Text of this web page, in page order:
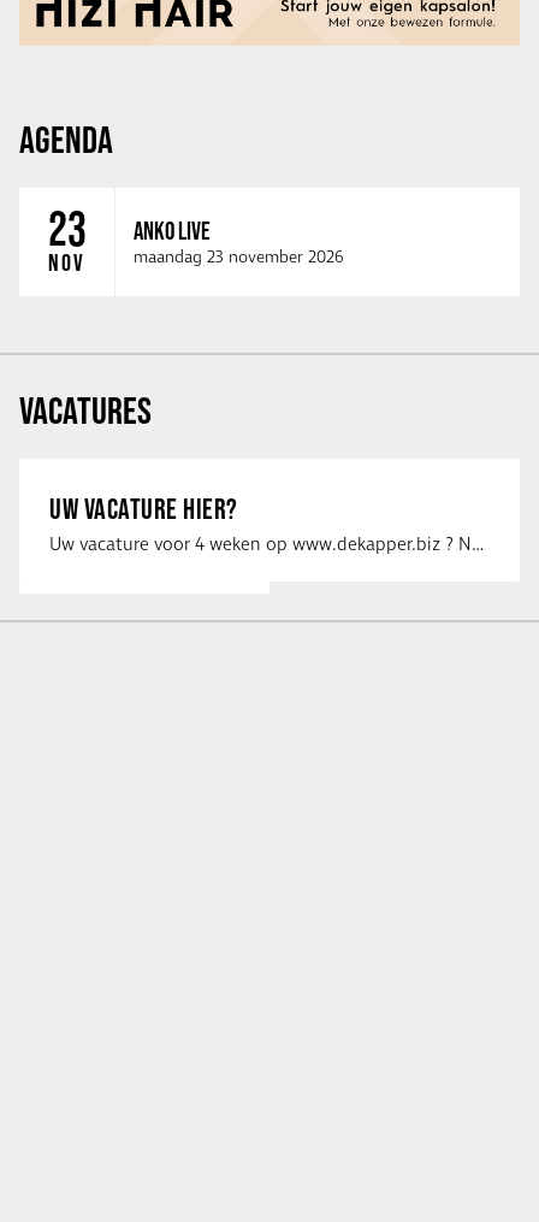
AGENDA
23
NOV
ANKO LIVE
maandag 23 november 2026
VACATURES
UW VACATURE HIER?
Uw vacature voor 4 weken op www.dekapper.biz ? Neem dan contact op met Maaike …